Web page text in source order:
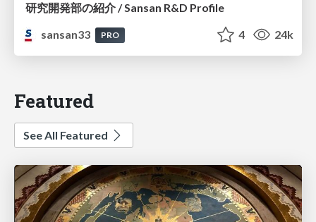
研究開発部の紹介 / Sansan R&D Profile
sansan33
PRO 4 24k
Featured
See All Featured